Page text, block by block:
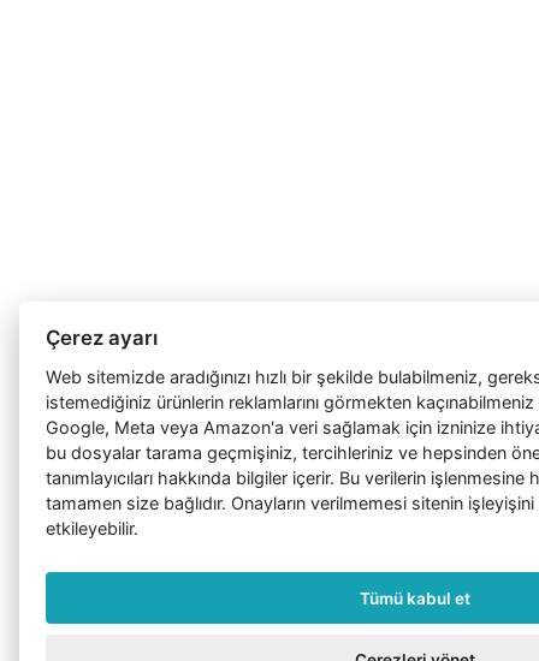
Çerez ayarı
Web sitemizde aradığınızı hızlı bir şekilde bulabilmeniz,
istemediğiniz ürünlerin reklamlarını görmekten
Google, Meta veya Amazon'a veri sağlamak için izninize
bu dosyalar tarama geçmişiniz, tercihleriniz ve hepsinden
tanımlayıcıları hakkında bilgiler içerir. Bu verilerin
tamamen size bağlıdır. Onayların verilmemesi sitenin
etkileyebilir.
Tümü kabul et